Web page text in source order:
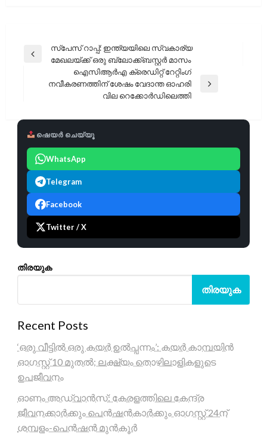
പോസ്റ്റുകളിലൂടെ
Previous
സ്‌പേസ് റാപ്പ്: ഇന്ത്യയിലെ സ്വകാര്യ
മേഖലയ്ക്ക് ഒരു ബ്ലോക്ക്ബസ്റ്റർ മാസം
Next
ഐസിആർഎ ക്രെഡിറ്റ് റേറ്റിംഗ്
നവീകരണത്തിന് ശേഷം വേദാന്ത ഓഹരി
വില റെക്കോർഡിലെത്തി
ഷെയർ ചെയ്യൂ
WhatsApp
Telegram
Facebook
Twitter / X
തിരയുക
തിരയുക
Recent Posts
‘ഒരു വീട്ടിൽ ഒരു കയർ ഉൽപ്പന്നം’: കയർ കാമ്പയിൻ
ഓഗസ്റ്റ് 10 മുതൽ; ലക്ഷ്യം തൊഴിലാളികളുടെ
ഉപജീവനം
ഓണം അഡ്വാൻസ്: കേരളത്തിലെ കേന്ദ്ര
ജീവനക്കാർക്കും പെൻഷൻകാർക്കും ഓഗസ്റ്റ് 24ന്
ശമ്പളം-പെൻഷൻ മുൻകൂർ